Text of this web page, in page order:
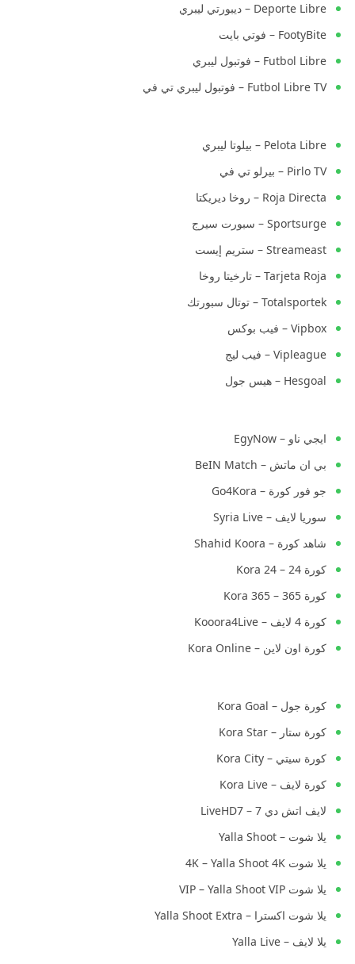
Deporte Libre – ديبورتي ليبري
FootyBite – فوتي بايت
Futbol Libre – فوتبول ليبري
Futbol Libre TV – فوتبول ليبري تي في
Pelota Libre – بيلوتا ليبري
Pirlo TV – بيرلو تي في
Roja Directa – روخا ديريكتا
Sportsurge – سبورت سيرج
Streameast – ستريم إيست
Tarjeta Roja – تارخيتا روخا
Totalsportek – توتال سبورتك
Vipbox – فيب بوكس
Vipleague – فيب ليج
Hesgoal – هيس جول
ايجي ناو – EgyNow
بي ان ماتش – BeIN Match
جو فور كورة – Go4Kora
سوريا لايف – Syria Live
شاهد كورة – Shahid Koora
كورة 24 – Kora 24
كورة 365 – Kora 365
كورة 4 لايف – Kooora4Live
كورة اون لاين – Kora Online
كورة جول – Kora Goal
كورة ستار – Kora Star
كورة سيتي – Kora City
كورة لايف – Kora Live
لايف اتش دي 7 – LiveHD7
يلا شوت – Yalla Shoot
يلا شوت 4K – Yalla Shoot 4K
يلا شوت VIP – Yalla Shoot VIP
يلا شوت اكسترا – Yalla Shoot Extra
يلا لايف – Yalla Live